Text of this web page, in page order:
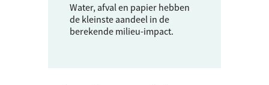
Water, afval en papier hebben
de kleinste aandeel in de
berekende milieu-impact.